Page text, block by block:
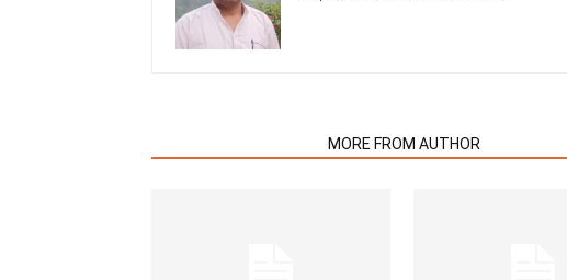
MORE FROM AUTHOR